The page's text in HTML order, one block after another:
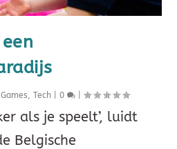
Games ,Tech |0 |
als je speelt’, luidt
Belgische